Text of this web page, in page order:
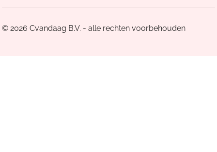
© 2026 Cvandaag B.V. - alle rechten voorbehouden